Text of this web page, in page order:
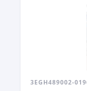
3EGH489002-